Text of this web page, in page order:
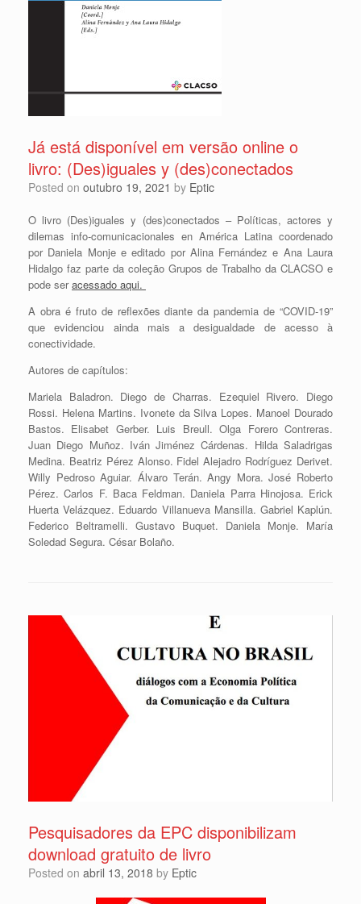
Já está disponível em versão online o
livro: (Des)iguales y (des)conectados
Posted on outubro 19, 2021 by Eptic
O livro (Des)iguales y (des)conectados – Políticas, actores y
dilemas info-comunicacionales en América Latina coordenado
por Daniela Monje e editado por Alina Fernández e Ana Laura
Hidalgo faz parte da coleção Grupos de Trabalho da CLACSO e
pode seracessado aqui.
A obra é fruto de reflexões diante da pandemia de “COVID-19”
que evidenciou ainda mais a desigualdade de acesso à
conectividade.
Autores de capítulos:
Mariela Baladron. Diego de Charras. Ezequiel Rivero. Diego
Rossi. Helena Martins. Ivonete da Silva Lopes. Manoel Dourado
Bastos. Elisabet Gerber. Luis Breull. Olga Forero Contreras.
Juan Diego Muñoz. Iván Jiménez Cárdenas. Hilda Saladrigas
Medina. Beatriz Pérez Alonso. Fidel Alejadro Rodríguez Derivet.
Willy Pedroso Aguiar. Álvaro Terán. Angy Mora. José Roberto
Pérez. Carlos F. Baca Feldman. Daniela Parra Hinojosa. Erick
Huerta Velázquez. Eduardo Villanueva Mansilla. Gabriel Kaplún.
Federico Beltramelli. Gustavo Buquet. Daniela Monje. María
Soledad Segura. César Bolaño.
Pesquisadores da EPC disponibilizam
download gratuito de livro
Posted on abril 13, 2018 by Eptic